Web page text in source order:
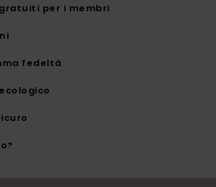
per i membri
fedeltà